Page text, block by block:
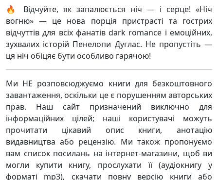
🔥 Відчуйте, як запалюється ніч — і серце! «Ніч
вогню» — це нова порція пристрасті та гострих
відчуттів для всіх фанатів dark romance і емоційних,
зухвалих історій Пенелопи Дуглас. Не пропустіть —
ця ніч обіцяє бути особливо гарячою!
Ми НЕ розповсюджуємо книги для безкоштовного
завантаження, оскільки це є порушенням авторських
прав. Наш сайт призначений виключно для
інформаційних цілей; наші користувачі можуть
прочитати цікавий опис книги, анотацію
видавництва або рецензію. Ми також пропонуємо
вам список посилань на інтернет-магазини, щоб ви
могли купити книгу, прослухати її (аудіокнигу у
форматі mp3), скачати повну версію книги або